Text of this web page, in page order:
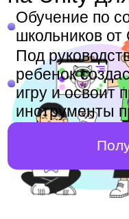
Под
ребенок создаст
игру и освоит
инструменты